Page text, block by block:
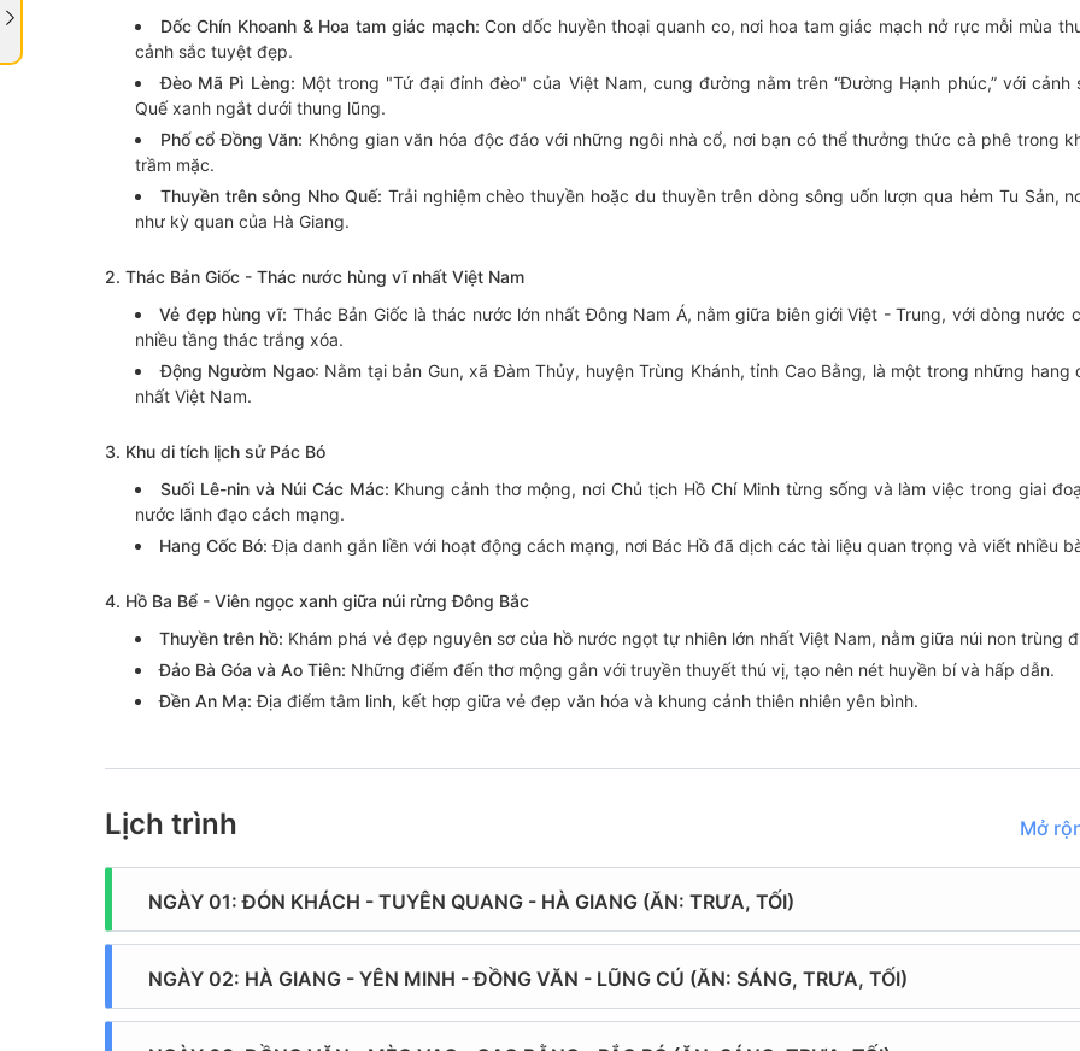
Dốc Chín Khoanh & Hoa tam giác mạch: Con dốc huyền thoại quanh co, nơi hoa tam giác mạch nở rực mỗi mùa
cảnh sắc tuyệt đẹp.
Đèo Mã Pì Lèng: Một trong "Tứ đại đỉnh đèo" của Việt Nam, cung đường nằm trên “Đường Hạnh phúc,” với cảnh
Quế xanh ngắt dưới thung lũng.
Phố cổ Đồng Văn: Không gian văn hóa độc đáo với những ngôi nhà cổ, nơi bạn có thể thưởng thức cà phê trong
trầm mặc.
Thuyền trên sông Nho Quế: Trải nghiệm chèo thuyền hoặc du thuyền trên dòng sông uốn lượn qua hẻm Tu Sản,
như kỳ quan của Hà Giang.
2. Thác Bản Giốc - Thác nước hùng vĩ nhất Việt Nam
Vẻ đẹp hùng vĩ: Thác Bản Giốc là thác nước lớn nhất Đông Nam Á, nằm giữa biên giới Việt - Trung, với dòng nước
nhiều tầng thác trắng xóa.
Động Ngườm Ngao: Nằm tại bản Gun, xã Đàm Thủy, huyện Trùng Khánh, tỉnh Cao Bằng, là một trong những hang
nhất Việt Nam.
3. Khu di tích lịch sử Pác Bó
Suối Lê-nin và Núi Các Mác: Khung cảnh thơ mộng, nơi Chủ tịch Hồ Chí Minh từng sống và làm việc trong giai
nước lãnh đạo cách mạng.
Hang Cốc Bó:Địa danh gắn liền với hoạt động cách mạng, nơi Bác Hồ đã dịch các tài liệu quan trọng và viết nhiều
4. Hồ Ba Bể - Viên ngọc xanh giữa núi rừng Đông Bắc
Thuyền trên hồ: Khám phá vẻ đẹp nguyên sơ của hồ nước ngọt tự nhiên lớn nhất Việt Nam, nằm giữa núi non trùng
Đảo Bà Góa và Ao Tiên: Những điểm đến thơ mộng gắn với truyền thuyết thú vị, tạo nên nét huyền bí và hấp dẫn.
Đền An Mạ:Địa điểm tâm linh, kết hợp giữa vẻ đẹp văn hóa và khung cảnh thiên nhiên yên bình.
Lịch trình Mở
NGÀY 01: ĐÓN KHÁCH - TUYÊN QUANG - HÀ GIANG (ĂN: TRƯA, TỐI)
Sáng:Xe và HDV đón Quý khách tại sân bay Nội Bài (chuyến bay hạ cánh từ 8h00 - 9h00), khởi hành đi Hà
khách dừng chân nghỉ ngơi và ăn trưa tại Tuyên Quang.
Chiều:Quý khách tiếp tục hành trình đi Hà Giang, dừng chân thăm quan, chụp hình tạiĐồi chè Hàm Yên, ngắm dòng
NGÀY 02: HÀ GIANG - YÊN MINH - ĐỒNG VĂN - LŨNG CÚ (ĂN: SÁNG, TRƯA, TỐI)
Sáng:Quý khách ăn sáng, trả phòng khách sạn, lên xe khởi hành điCao nguyên đá Đồng Văn- khám phá vẻ đẹp
sơ, hùng vĩ của núi rừng Đông Bắc. Dừng chân tại Cổng Trời Quản Bạ
ngắm toàn bộ thị trấn Tam Sơn, xã Quản Bạ,